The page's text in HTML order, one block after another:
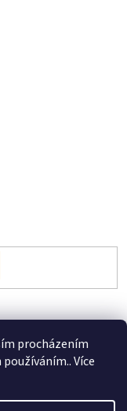
procházením
Více